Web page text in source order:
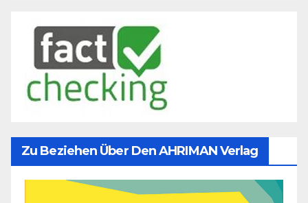
Zu Beziehen Über Den AHRIMAN Verlag